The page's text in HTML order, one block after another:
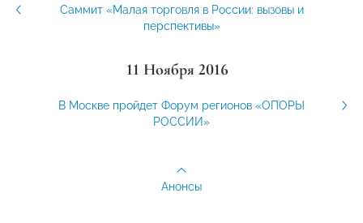
Саммит «Малая торговля в России: вызовы и
перспективы»
11 Ноября 2016
В Москве пройдет Форум регионов «ОПОРЫ
РОССИИ»
Анонсы